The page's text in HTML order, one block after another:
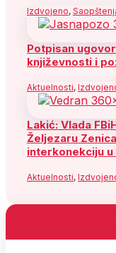
Izdvojeno,
Potpisan
književnosti i
Aktuelnosti,
Lakić: Vlada
Željezaru
interkonekciju
Aktuelnosti,